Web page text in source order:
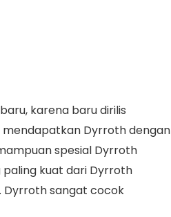
karena baru dirilis
mendapatkan Dyrroth dengan
spesial Dyrroth
paling kuat dari Dyrroth
Dyrroth sangat cocok